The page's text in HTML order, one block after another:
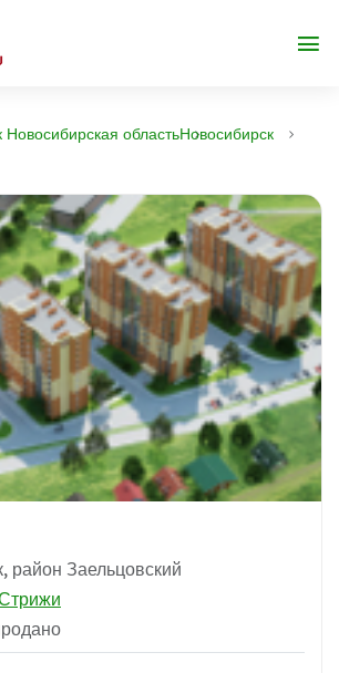
Новосибирская областьНовосибирск
район Заельцовский